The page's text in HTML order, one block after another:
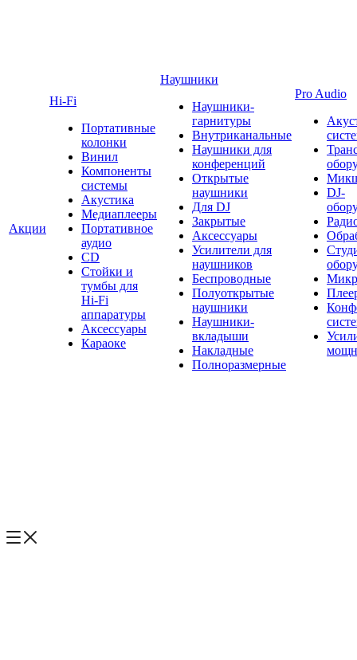
Акции
Hi-Fi
Портативные
колонки
Винил
Компоненты
системы
Акустика
Медиаплееры
Портативное
аудио
CD
Стойки и
тумбы для
Hi-Fi
аппаратуры
Аксессуары
Караоке
Наушники
Наушники-
гарнитуры
Внутриканальные
Наушники для
конференций
Открытые
наушники
Для DJ
Закрытые
Аксессуары
Усилители для
наушников
Беспроводные
Полуоткрытые
наушники
Наушники-
вкладыши
Накладные
Полноразмерные
Pro Audio
DJ-